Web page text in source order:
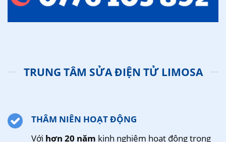
TRUNG TÂM SỬA ĐIỆN TỬ LIMOSA
THÂM NIÊN HOẠT ĐỘNG
Với hơn 20 năm kinh nghiệm hoạt động trong